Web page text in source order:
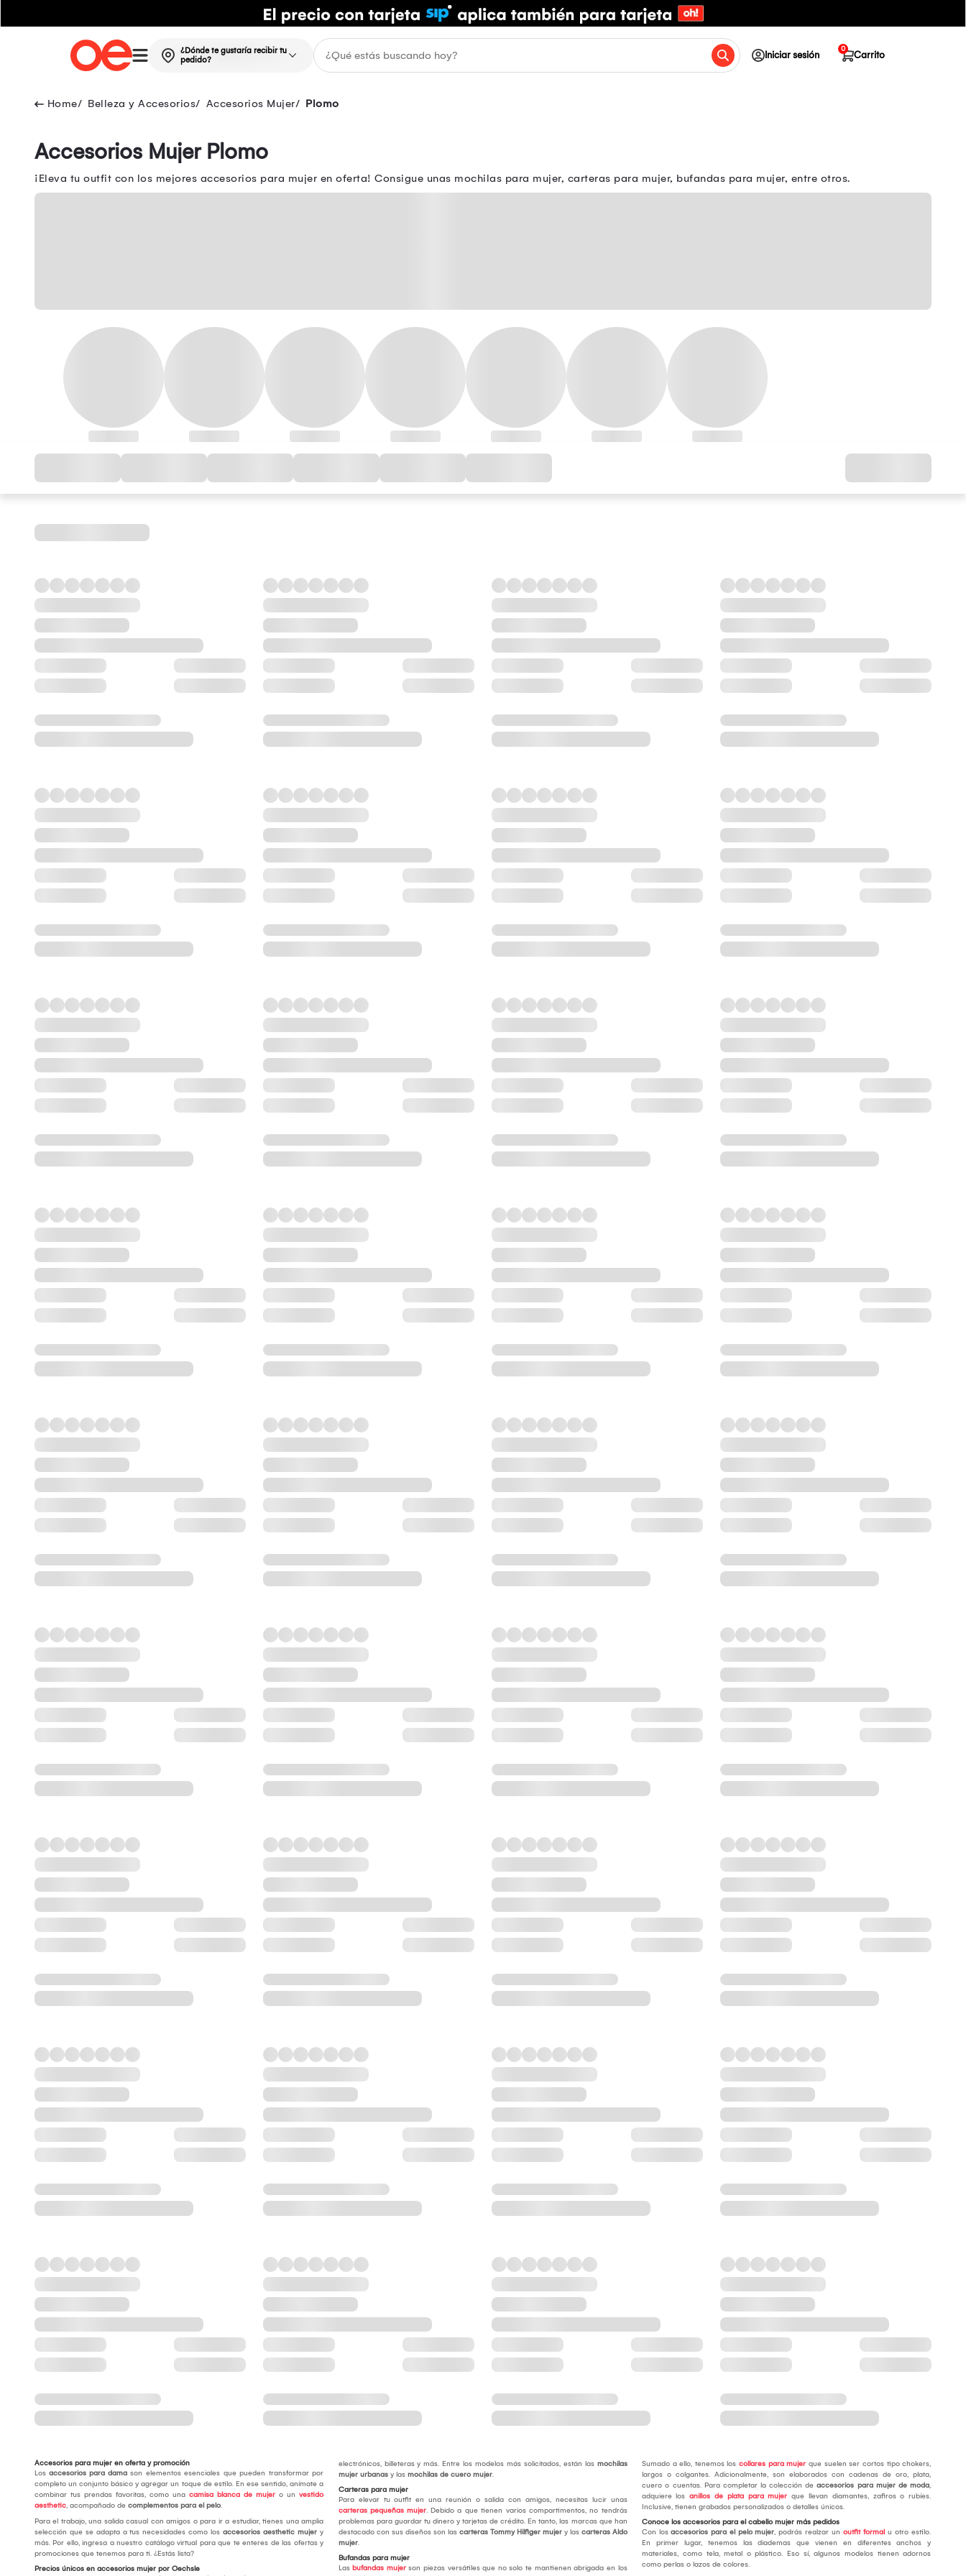
¿Dónde te gustaría recibir tu
pedido?
Iniciar sesión Carrito
0
Belleza y Accesorios Accesorios Mujer Plomo
Accesorios Mujer Plomo
¡Eleva tu outfit con los mejores accesorios para mujer en oferta! Consigue unas mochilas para mujer, carteras para mujer, bufandas para mujer, entre otros.
Accesorios para mujer en oferta y promoción
Los accesorios para dama son elementos esenciales que pueden transformar por
completo un conjunto básico y agregar un toque de estilo. En ese sentido, anímate a
combinar tus prendas favoritas, como una camisa blanca de mujer o un vestido
aesthetic, acompañado de complementos para el pelo.
Para el trabajo, una salida casual con amigos o para ir a estudiar, tienes una amplia
selección que se adapta a tus necesidades como los accesorios aesthetic mujer y
más. Por ello, ingresa a nuestro catálogo virtual para que te enteres de las ofertas y
promociones que tenemos para ti. ¿Estás lista?
Precios únicos en accesorios mujer por Oechsle
electrónicos, billeteras y más. Entre los modelos más solicitados, están las mochilas
mujer urbanasy las mochilas de cuero mujer.
Carteras para mujer
Para elevar tu outfit en una reunión o salida con amigos, necesitas lucir unas
carteras pequeñas mujer. Debido a que tienen varios compartimentos, no tendrás
problemas para guardar tu dinero y tarjetas de crédito. En tanto, las marcas que han
destacado con sus diseños son las carteras Tommy Hilfiger mujery las carteras Aldo
mujer.
Bufandas para mujer
Lasbufandas mujerson piezas versátiles que no solo te mantienen abrigada en los
Sumado a ello, tenemos los collares para mujer que suelen ser cortos tipo chokers,
largos o colgantes. Adicionalmente, son elaborados con cadenas de oro, plata,
cuero o cuentas. Para completar la colección deaccesorios para mujer de moda,
adquiere los anillos de plata para mujer que llevan diamantes, zafiros o rubíes.
Inclusive, tienen grabados personalizados o detalles únicos.
Conoce los accesorios para el cabello mujer más pedidos
Con losaccesorios para el pelo mujer, podrás realzar un outfit formal u otro estilo.
En primer lugar, tenemos las diademas que vienen en diferentes anchos y
materiales, como tela, metal o plástico. Eso sí, algunos modelos tienen adornos
como perlas o lazos de colores.